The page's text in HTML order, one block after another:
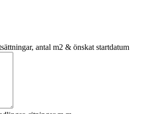
antal m2 & önskat startdatum